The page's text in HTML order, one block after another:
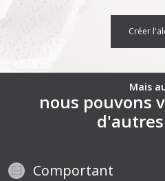
créer
Mais
nous pouvons
Comportant